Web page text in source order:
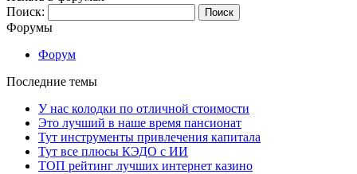
Поиск:
Форумы
Форум
Последние темы
У нас колодки по отличной стоимости
Это лучший в наше время пансионат
Тут инструменты привлечения капитала
Тут все плюсы КЭДО с ИИ
ТОП рейтинг лучших интернет казино